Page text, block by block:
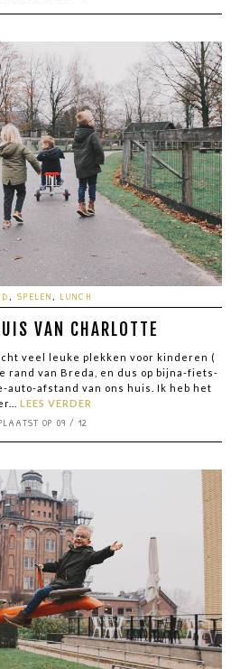
, SPELEN , LUNCH
VAN CHARLOTTE
veel leuke plekken voor kinderen (
rand van Breda, en dus op bijna-fiets-
auto-afstand van ons huis. Ik heb het
LEES VERDER
OP 09 / 12